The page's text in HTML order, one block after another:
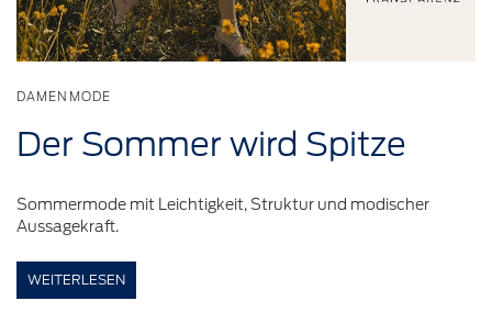
DAMENMODE
Der Sommer wird Spitze
Sommermode mit Leichtigkeit, Struktur und modischer
Aussagekraft.
WEITERLESEN